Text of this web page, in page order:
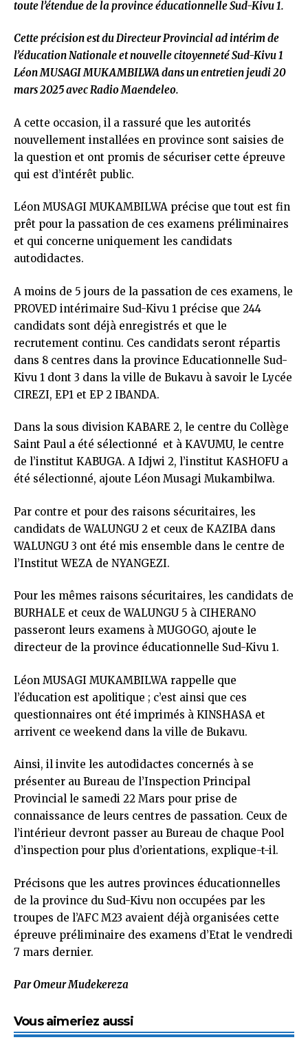
toute l’étendue de la province éducationnelle Sud-Kivu 1.
Cette précision est du Directeur Provincial ad intérim de
l’éducation Nationale et nouvelle citoyenneté Sud-Kivu 1
Léon MUSAGI MUKAMBILWA dans un entretien jeudi 20
mars 2025 avec Radio Maendeleo.
A cette occasion, il a rassuré que les autorités
nouvellement installées en province sont saisies de
la question et ont promis de sécuriser cette épreuve
qui est d’intérêt public.
Léon MUSAGI MUKAMBILWA précise que tout est fin
prêt pour la passation de ces examens préliminaires
et qui concerne uniquement les candidats
autodidactes.
A moins de 5 jours de la passation de ces examens, le
PROVED intérimaire Sud-Kivu 1 précise que 244
candidats sont déjà enregistrés et que le
recrutement continu. Ces candidats seront répartis
dans 8 centres dans la province Educationnelle Sud-
Kivu 1 dont 3 dans la ville de Bukavu à savoir le Lycée
CIREZI, EP1 et EP 2 IBANDA.
Dans la sous division KABARE 2, le centre du Collège
Saint Paul a été sélectionné et à KAVUMU, le centre
de l’institut KABUGA. A Idjwi 2, l’institut KASHOFU a
été sélectionné, ajoute Léon Musagi Mukambilwa.
Par contre et pour des raisons sécuritaires, les
candidats de WALUNGU 2 et ceux de KAZIBA dans
WALUNGU 3 ont été mis ensemble dans le centre de
l’Institut WEZA de NYANGEZI.
Pour les mêmes raisons sécuritaires, les candidats de
BURHALE et ceux de WALUNGU 5 à CIHERANO
passeront leurs examens à MUGOGO, ajoute le
directeur de la province éducationnelle Sud-Kivu 1.
Léon MUSAGI MUKAMBILWA rappelle que
l’éducation est apolitique ; c’est ainsi que ces
questionnaires ont été imprimés à KINSHASA et
arrivent ce weekend dans la ville de Bukavu.
Ainsi, il invite les autodidactes concernés à se
présenter au Bureau de l’Inspection Principal
Provincial le samedi 22 Mars pour prise de
connaissance de leurs centres de passation. Ceux de
l’intérieur devront passer au Bureau de chaque Pool
d’inspection pour plus d’orientations, explique-t-il.
Précisons que les autres provinces éducationnelles
de la province du Sud-Kivu non occupées par les
troupes de l’AFC M23 avaient déjà organisées cette
épreuve préliminaire des examens d’Etat le vendredi
7 mars dernier.
Par Omeur Mudekereza
Vous aimeriez aussi